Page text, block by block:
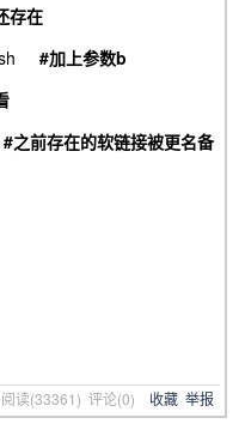
存在
#加上参数b
#之前存在的软链接被更名备
阅读(33361) 评论(0) 收藏 举报